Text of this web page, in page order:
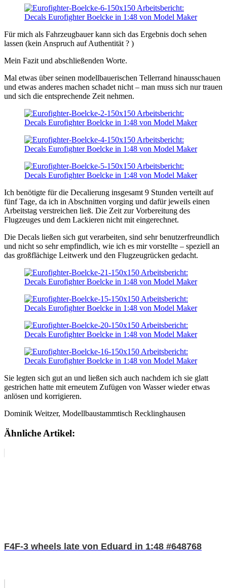
Für mich als Fahrzeugbauer kann sich das Ergebnis doch sehen
lassen (kein Anspruch auf Authentität ? )
Mein Fazit und abschließenden Worte.
Mal etwas über seinen modellbauerischen Tellerrand hinausschauen
und etwas anderes machen schadet nicht – man muss sich nur trauen
und sich die entsprechende Zeit nehmen.
Ich benötigte für die Decalierung insgesamt 9 Stunden verteilt auf
fünf Tage, da ich in Abschnitten vorging und dafür jeweils einen
Arbeitstag verstreichen ließ. Die Zeit zur Vorbereitung des
Flugzeuges und dem Lackieren nicht mit eingerechnet.
Die Decals ließen sich gut verarbeiten, sind sehr benutzerfreundlich
und nicht so sehr empfindlich, wie ich es mir vorstellte – speziell an
das großflächige Leitwerk und den Flugzeugrücken gedacht.
Sie legten sich gut an und ließen sich auch nachdem ich sie glatt
gestrichen hatte mit erneutem Zufügen von Wasser wieder etwas
anlösen und korrigieren.
Dominik Weitzer, Modellbaustammtisch Recklinghausen
Ähnliche Artikel:
F4F-3 wheels late von Eduard in 1:48 #648768